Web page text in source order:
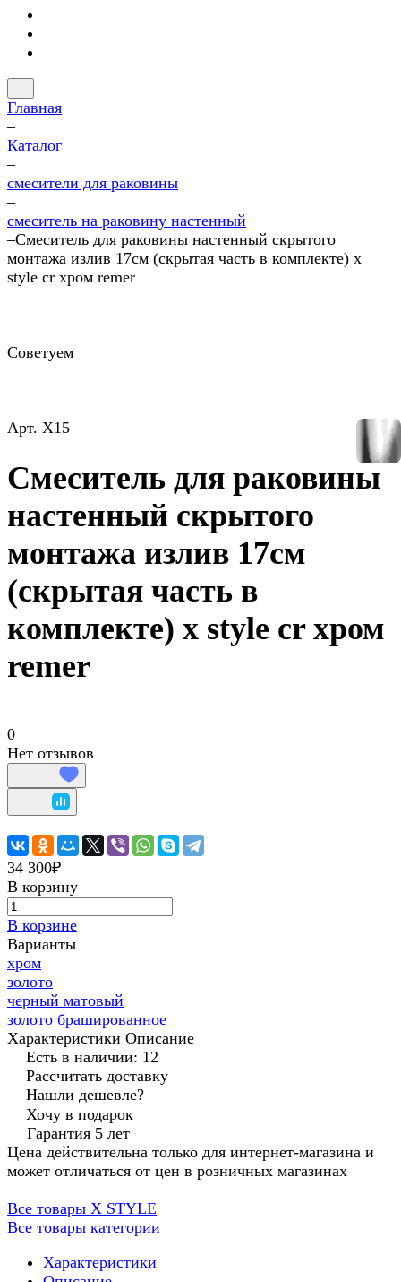
Главная
–
Каталог
–
смесители для раковины
–
смеситель на раковину настенный
–Смеситель для раковины настенный скрытого
монтажа излив 17см (скрытая часть в комплекте) x
style cr хром remer
Советуем
Арт. X15
Смеситель для раковины
настенный скрытого
монтажа излив 17см
(скрытая часть в
комплекте) x style cr хром
remer
0
Нет отзывов
34 300₽
В корзину
В корзине
Варианты
хром
золото
черный матовый
золото брашированное
Характеристики Описание
Есть в наличии: 12
Рассчитать доставку
Нашли дешевле?
Хочу в подарок
Гарантия 5 лет
Цена действительна только для интернет-магазина и
может отличаться от цен в розничных магазинах
Все товары X STYLE
Все товары категории
Характеристики